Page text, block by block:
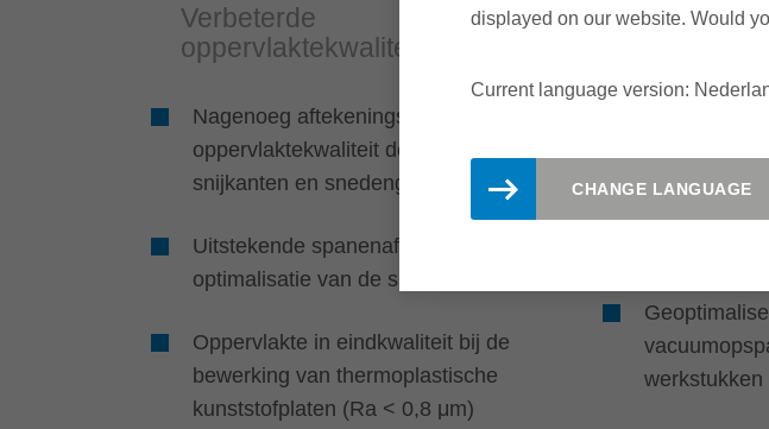
Verbeterde
oppervlaktekwaliteit
Nagenoeg aftekeningsvrije
oppervlaktekwaliteit door verbeterde
snijkanten en snedengeometrie
Uitstekende spanenafvoer door
optimalisatie van de spaanruimte
Oppervlakte in eindkwaliteit bij de
bewerking van thermoplastische
kunststofplaten (Ra < 0,8 μm)
Kortere
Hogere
Verbeterde
displayed on our website. Would
Current language version:
CHANGE LANGUAGE